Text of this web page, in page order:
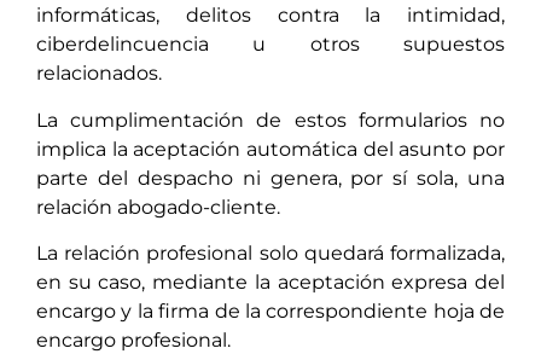
informáticas, delitos contra la intimidad,
ciberdelincuencia u otros supuestos
relacionados.
La cumplimentación de estos formularios no
implica la aceptación automática del asunto por
parte del despacho ni genera, por sí sola, una
relación abogado-cliente.
La relación profesional solo quedará formalizada,
en su caso, mediante la aceptación expresa del
encargo y la firma de la correspondiente hoja de
encargo profesional.